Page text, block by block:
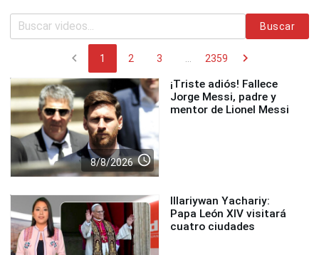
Buscar
chevron_left 1 2 3 2359 chevron_right
8/8/2026 access_time
¡Triste adiós! Fallece
Jorge Messi, padre y
mentor de Lionel Messi
Illariywan Yachariy:
Papa León XIV visitará
cuatro ciudades